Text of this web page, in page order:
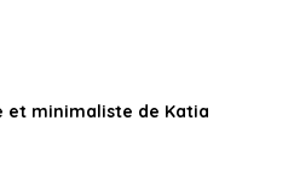
et minimaliste de Katia